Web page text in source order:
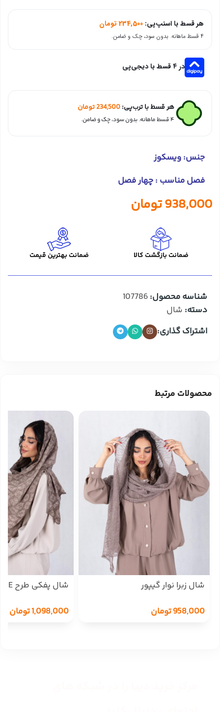
هر قسط با اسنپ‌پی: 234,500 تومان
۴ قسط ماهانه. بدون سود، چک و ضامن.
در ۴ قسط با دیجی‌پی
هر قسط با ترب‌پی:234,500تومان
۴ قسط ماهانه. بدون سود، چک و ضامن.
جنس: ویسکوز
فصل مناسب : چهار فصل
938,000تومان
ضمانت بازگشت کالا ضمانت بهترین قیمت
شناسه محصول:107786
دسته: شال
اشتراک گذاری:
محصولات مرتبط
شال زبرا نوار گیپور
958,000تومان
شال پفکی طرح LOEWE
1,098,000تومان